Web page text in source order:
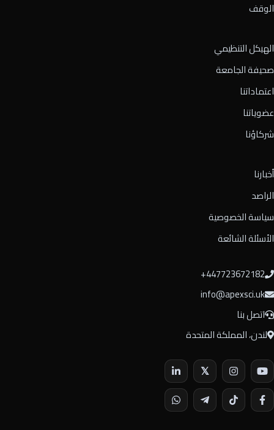
الوقف
الهيكل التنظيمي
صحيفة الجامعة
اعتماداتنا
عضوياتنا
شركاؤنا
أخبارنا
الراصد
سياسة الخصوصية
الأسئلة الشائعة
⁦+447723672182⁩
info@apexsci.uk
اتصل بنا
لندن، المملكة المتحدة
𝕏